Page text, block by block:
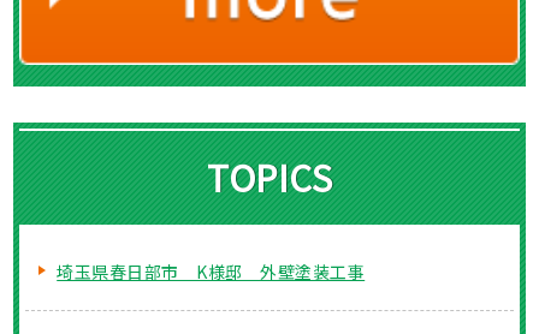
TOPICS
埼玉県春日部市 K様邸 外壁塗装工事